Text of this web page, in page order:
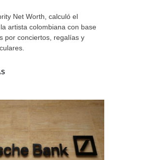
Net Worth, calculó el
artista colombiana con base
por conciertos, regalías y